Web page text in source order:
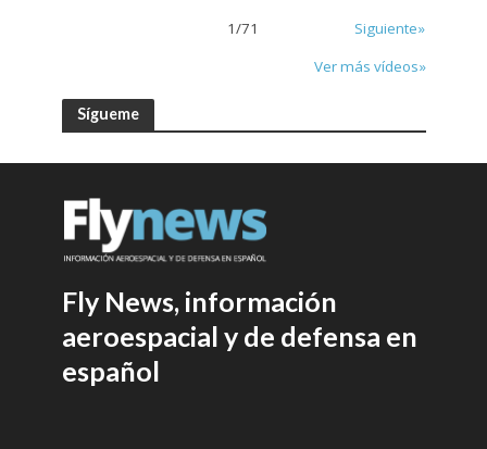
1/71
Siguiente»
Ver más vídeos»
Sígueme
Fly News, información
aeroespacial y de defensa en
español